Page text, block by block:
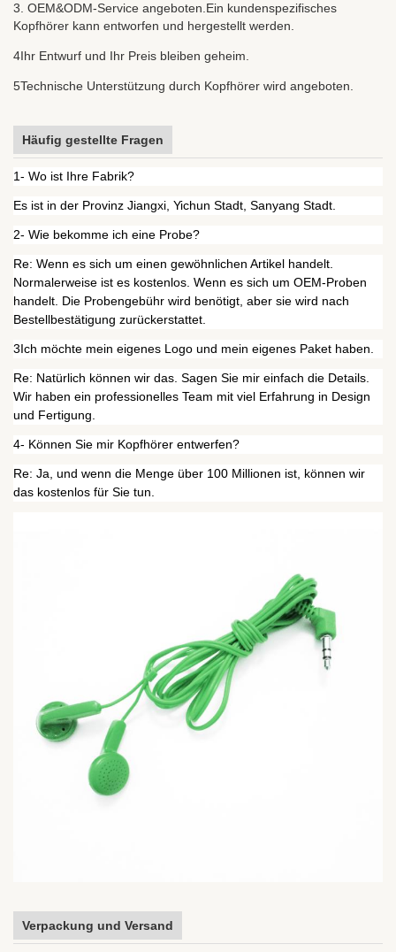
ODM Erhältlich Proben
3. OEM&ODM-Service angeboten.Ein kundenspezifisches
Kopfhörer kann entworfen und hergestellt werden.
4Ihr Entwurf und Ihr Preis bleiben geheim.
5Technische Unterstützung durch Kopfhörer wird angeboten.
Häufig gestellte Fragen
1- Wo ist Ihre Fabrik?
Es ist in der Provinz Jiangxi, Yichun Stadt, Sanyang Stadt.
2- Wie bekomme ich eine Probe?
Re: Wenn es sich um einen gewöhnlichen Artikel handelt.
Normalerweise ist es kostenlos. Wenn es sich um OEM-Proben
handelt. Die Probengebühr wird benötigt, aber sie wird nach
Bestellbestätigung zurückerstattet.
3Ich möchte mein eigenes Logo und mein eigenes Paket haben.
Re: Natürlich können wir das. Sagen Sie mir einfach die Details.
Wir haben ein professionelles Team mit viel Erfahrung in Design
und Fertigung.
4- Können Sie mir Kopfhörer entwerfen?
Re: Ja, und wenn die Menge über 100 Millionen ist, können wir
das kostenlos für Sie tun.
Verpackung und Versand